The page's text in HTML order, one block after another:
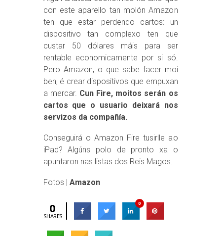
con este aparello tan molón Amazon
ten que estar perdendo cartos: un
dispositivo tan complexo ten que
custar 50 dólares máis para ser
rentable economicamente por si só.
Pero Amazon, o que sabe facer moi
ben, é crear dispositivos que empuxan
a mercar. Cun Fire, moitos serán os
cartos que o usuario deixará nos
servizos da compañía.
Conseguirá o Amazon Fire tusirlle ao
iPad? Algúns polo de pronto xa o
apuntaron nas listas dos Reis Magos.
Fotos | Amazon
0
SHARES
0